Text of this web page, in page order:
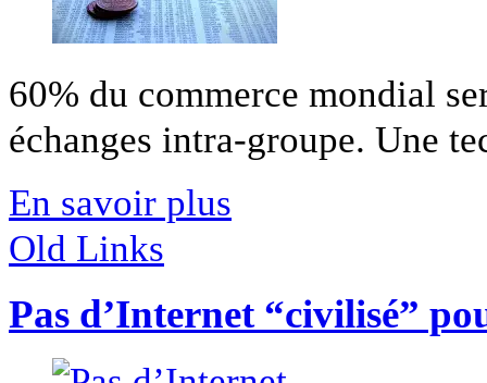
60% du commerce mondial
échanges intra-groupe. Une
En savoir plus
Old Links
Pas d’Internet “civilisé”